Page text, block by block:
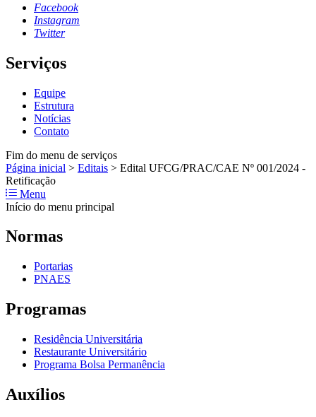
Facebook
Instagram
Twitter
Serviços
Equipe
Estrutura
Notícias
Contato
Fim do menu de serviços
Página inicial > Editais > Edital UFCG/PRAC/CAE Nº 001/2024 -
Retificação
Menu
Início do menu principal
Normas
Portarias
PNAES
Programas
Residência Universitária
Restaurante Universitário
Programa Bolsa Permanência
Auxílios